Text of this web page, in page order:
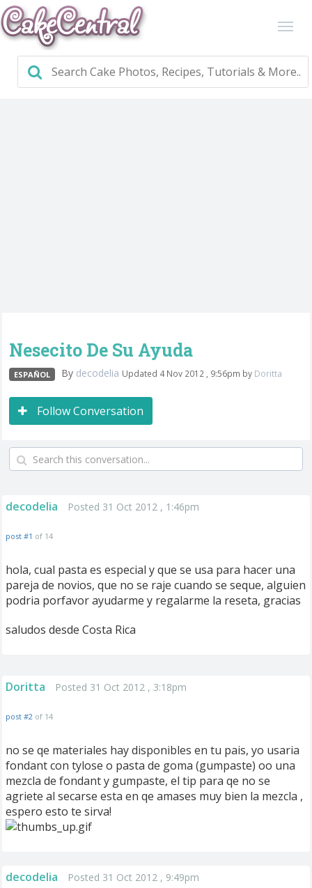
Nesecito De Su Ayuda
ESPAÑOL By decodelia Updated 4 Nov 2012 , 9:56pm by Doritta
Follow Conversation
decodelia Posted 31 Oct 2012 , 1:46pm
post #1 of 14
hola, cual pasta es especial y que se usa para hacer una
pareja de novios, que no se raje cuando se seque, alguien
podria porfavor ayudarme y regalarme la reseta, gracias
saludos desde Costa Rica
Doritta Posted 31 Oct 2012 , 3:18pm
post #2 of 14
no se qe materiales hay disponibles en tu pais, yo usaria
fondant con tylose o pasta de goma (gumpaste) oo una
mezcla de fondant y gumpaste, el tip para qe no se
agriete al secarse esta en qe amases muy bien la mezcla ,
espero esto te sirva!
decodelia Posted 31 Oct 2012 , 9:49pm